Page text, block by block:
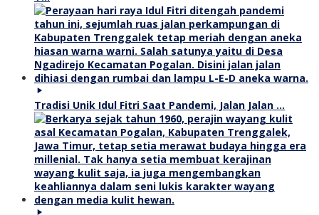
Tradisi Unik Idul Fitri Saat Pandemi, Jalan Jalan …